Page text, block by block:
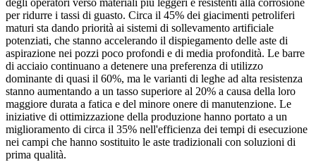
degli operatori verso materiali più leggeri e resistenti alla corrosione
per ridurre i tassi di guasto. Circa il 45% dei giacimenti petroliferi
maturi sta dando priorità ai sistemi di sollevamento artificiale
potenziati, che stanno accelerando il dispiegamento delle aste di
aspirazione nei pozzi poco profondi e di media profondità. Le barre
di acciaio continuano a detenere una preferenza di utilizzo
dominante di quasi il 60%, ma le varianti di leghe ad alta resistenza
stanno aumentando a un tasso superiore al 20% a causa della loro
maggiore durata a fatica e del minore onere di manutenzione. Le
iniziative di ottimizzazione della produzione hanno portato a un
miglioramento di circa il 35% nell'efficienza dei tempi di esecuzione
nei campi che hanno sostituito le aste tradizionali con soluzioni di
prima qualità.